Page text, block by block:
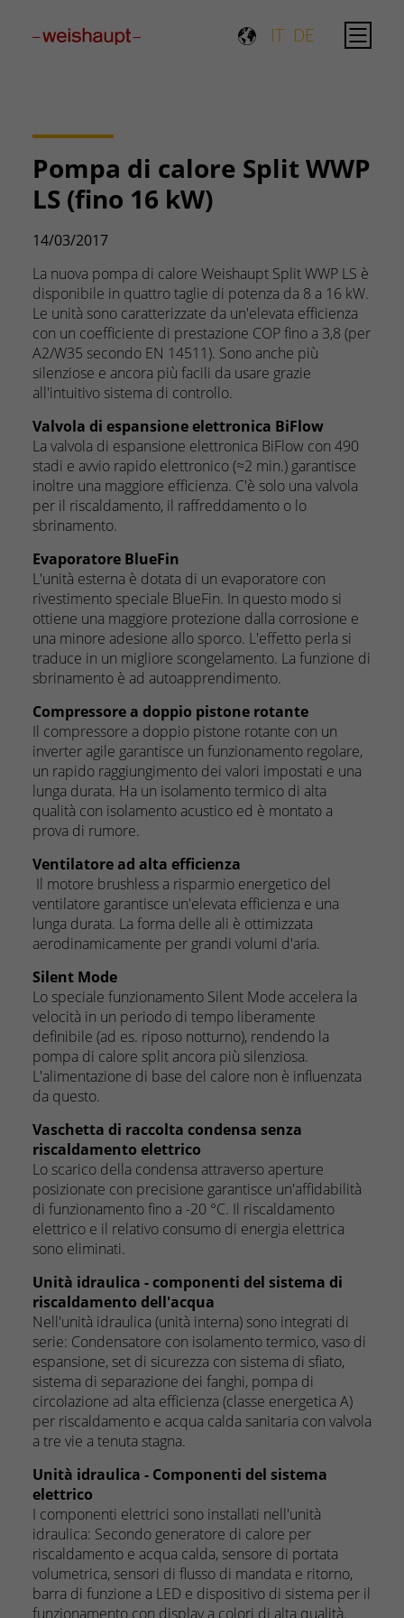
IT DE
Pompa di calore Split WWP
LS (fino 16 kW)
14/03/2017
La nuova pompa di calore Weishaupt Split WWP LS è
disponibile in quattro taglie di potenza da 8 a 16 kW.
Le unità sono caratterizzate da un'elevata efficienza
con un coefficiente di prestazione COP fino a 3,8 (per
A2/W35 secondo EN 14511). Sono anche più
silenziose e ancora più facili da usare grazie
all'intuitivo sistema di controllo.
Valvola di espansione elettronica BiFlow
La valvola di espansione elettronica BiFlow con 490
stadi e avvio rapido elettronico (≈2 min.) garantisce
inoltre una maggiore efficienza. C'è solo una valvola
per il riscaldamento, il raffreddamento o lo
sbrinamento.
Evaporatore BlueFin
L'unità esterna è dotata di un evaporatore con
rivestimento speciale BlueFin. In questo modo si
ottiene una maggiore protezione dalla corrosione e
una minore adesione allo sporco. L'effetto perla si
traduce in un migliore scongelamento. La funzione di
sbrinamento è ad autoapprendimento.
Compressore a doppio pistone rotante
Il compressore a doppio pistone rotante con un
inverter agile garantisce un funzionamento regolare,
un rapido raggiungimento dei valori impostati e una
lunga durata. Ha un isolamento termico di alta
qualità con isolamento acustico ed è montato a
prova di rumore.
Ventilatore ad alta efficienza
Il motore brushless a risparmio energetico del
ventilatore garantisce un'elevata efficienza e una
lunga durata. La forma delle ali è ottimizzata
aerodinamicamente per grandi volumi d'aria.
Silent Mode
Lo speciale funzionamento Silent Mode accelera la
velocità in un periodo di tempo liberamente
definibile (ad es. riposo notturno), rendendo la
pompa di calore split ancora più silenziosa.
L'alimentazione di base del calore non è influenzata
da questo.
Vaschetta di raccolta condensa senza
riscaldamento elettrico
Lo scarico della condensa attraverso aperture
posizionate con precisione garantisce un'affidabilità
di funzionamento fino a -20 °C. Il riscaldamento
elettrico e il relativo consumo di energia elettrica
sono eliminati.
Unità idraulica - componenti del sistema di
riscaldamento dell'acqua
Nell'unità idraulica (unità interna) sono integrati di
serie: Condensatore con isolamento termico, vaso di
espansione, set di sicurezza con sistema di sfiato,
sistema di separazione dei fanghi, pompa di
circolazione ad alta efficienza (classe energetica A)
per riscaldamento e acqua calda sanitaria con valvola
a tre vie a tenuta stagna.
Unità idraulica - Componenti del sistema
elettrico
I componenti elettrici sono installati nell'unità
idraulica: Secondo generatore di calore per
riscaldamento e acqua calda, sensore di portata
volumetrica, sensori di flusso di mandata e ritorno,
barra di funzione a LED e dispositivo di sistema per il
funzionamento con display a colori di alta qualità.